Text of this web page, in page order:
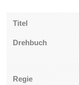
Titel
Drehbuch
Regie